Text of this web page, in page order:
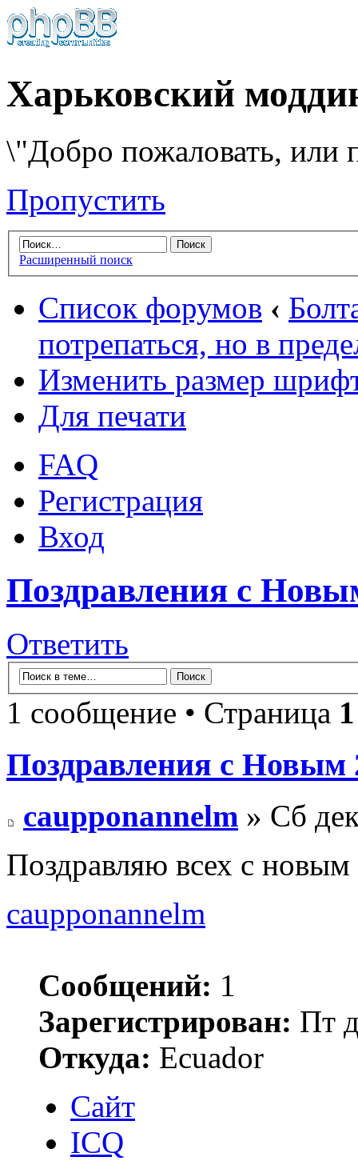
Харьковский
\"Добро пожаловать, или
Пропустить
Расширенный поиск
Список форумов ‹
потрепаться, но в
Изменить размер
Для печати
FAQ
Регистрация
Вход
Поздравления с
Ответить
1 сообщение • Страница 1
Поздравления с Новым
caupponannelm » Сб
Поздравляю всех с
caupponannelm
Сообщений: 1
Зарегистрирован: Пт
Откуда: Ecuador
Сайт
ICQ